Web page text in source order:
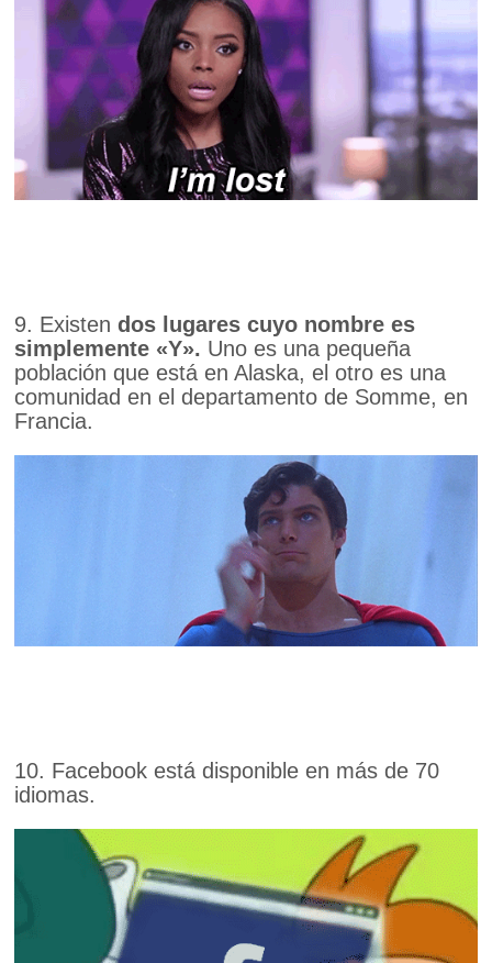
9. Existendos lugares cuyo nombre es
simplemente «Y». Uno es una pequeña
población que está en Alaska, el otro es una
comunidad en el departamento de Somme, en
Francia.
10. Facebook está disponible en más de 70
idiomas.